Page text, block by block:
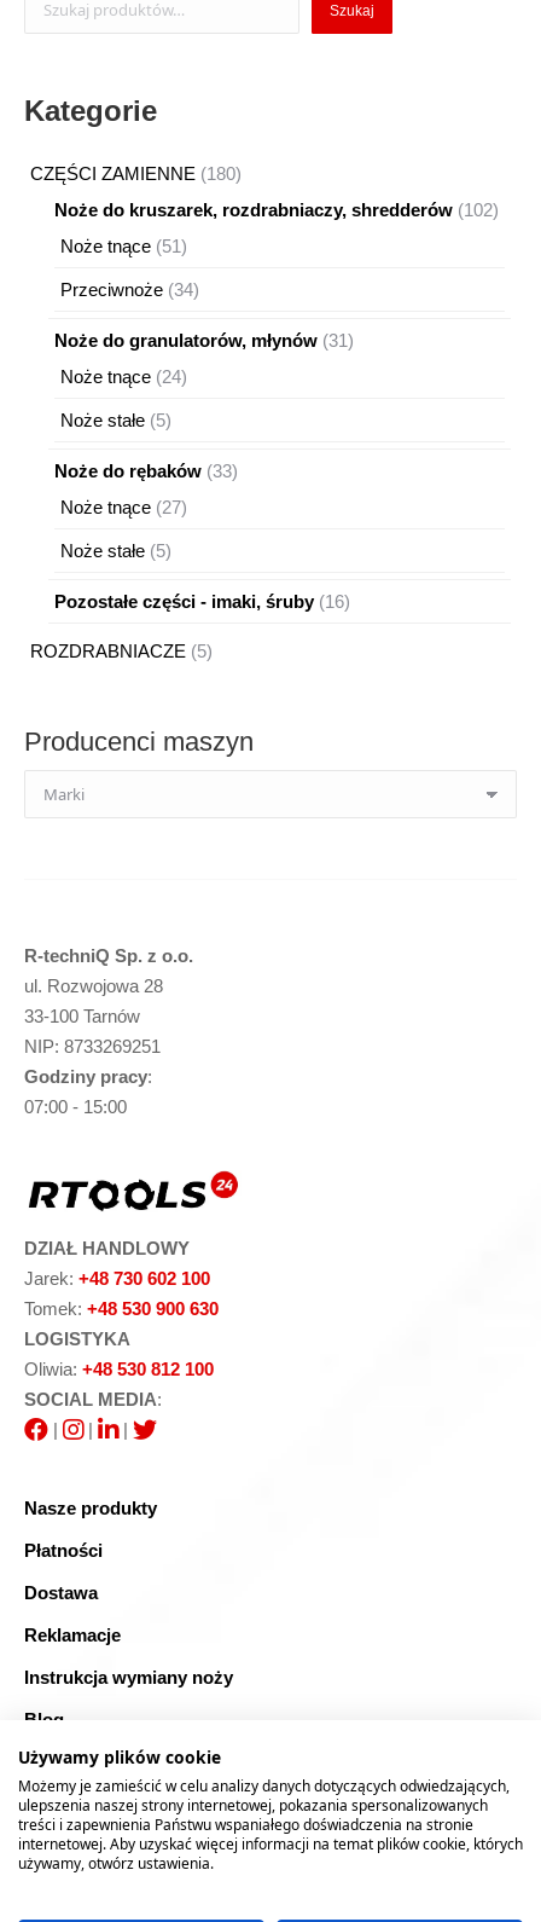
Szukaj
Kategorie
CZĘŚCI ZAMIENNE 180180
produktów
Noże do kruszarek, rozdrabniaczy, shredderów 102102
Noże tnące 5151
Przeciwnoże 3434
Noże do granulatorów, młynów 3131
Noże tnące 2424
Noże stałe 55
Noże do rębaków 3333
Noże tnące 2727
Noże stałe 55
Pozostałe części - imaki, śruby 1616
ROZDRABNIACZE
55
Producenci maszyn
R-techniQ Sp. z o.o.
ul. Rozwojowa 28
33-100 Tarnów
NIP: 8733269251
Godziny pracy:
07:00 - 15:00
DZIAŁ HANDLOWY
Jarek: +48 730 602 100
Tomek: +48 530 900 630
LOGISTYKA
Oliwia: +48 530 812 100
SOCIAL MEDIA:
|
| |
Nasze produkty
Płatności
Dostawa
Reklamacje
Instrukcja wymiany noży
Blog
FAQ
Bezpieczne zakupy
Mapa strony
Używamy plików cookie
Możemy je zamieścić w celu analizy danych dotyczących odwiedzających,
ulepszenia naszej strony internetowej, pokazania spersonalizowanych
treści i zapewnienia Państwu wspaniałego doświadczenia na stronie
internetowej. Aby uzyskać więcej informacji na temat plików cookie, których
używamy, otwórz ustawienia.